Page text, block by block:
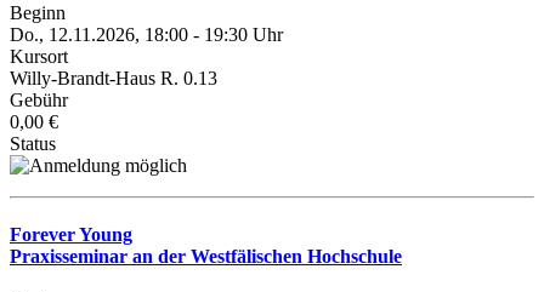
Beginn
Do., 12.11.2026, 18:00 - 19:30 Uhr
Kursort
Willy-Brandt-Haus R. 0.13
Gebühr
0,00 €
Status
Forever Young
Praxisseminar an der Westfälischen Hochschule